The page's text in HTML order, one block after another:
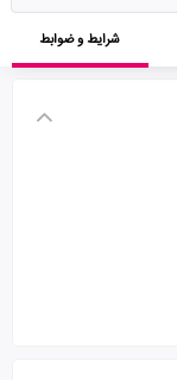
شرایط و ضوابط